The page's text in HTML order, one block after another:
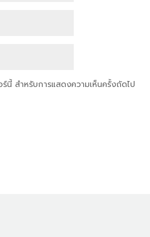
ร์นี้ สำหรับการแสดงความเห็นครั้งถัดไป